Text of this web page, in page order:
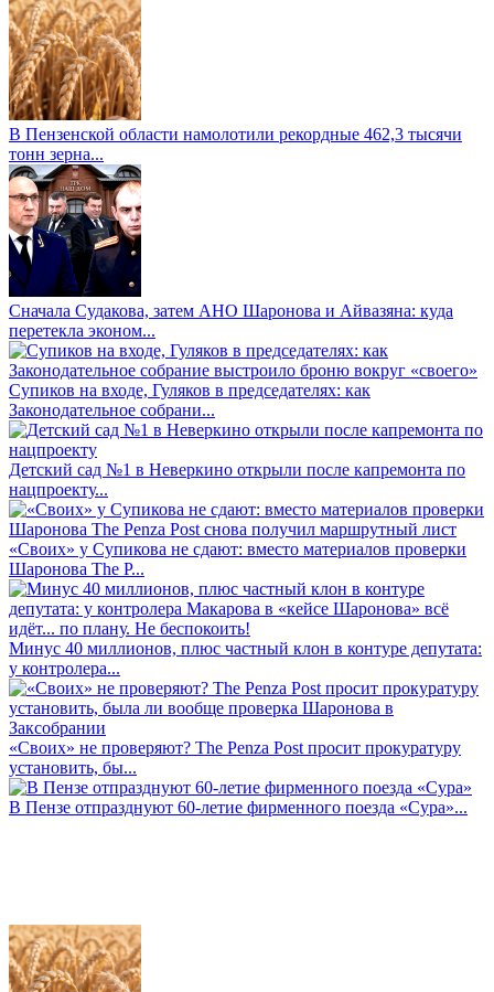
В Пензенской области намолотили рекордные 462,3 тысячи
тонн зерна...
Сначала Судакова, затем АНО Шаронова и Айвазяна: куда
перетекла эконом...
Супиков на входе, Гуляков в председателях: как
Законодательное собрани...
Детский сад №1 в Неверкино открыли после капремонта по
нацпроекту...
«Своих» у Супикова не сдают: вместо материалов проверки
Шаронова The P...
Минус 40 миллионов, плюс частный клон в контуре депутата:
у контролера...
«Своих» не проверяют? The Penza Post просит прокуратуру
установить, бы...
В Пензе отпразднуют 60-летие фирменного поезда «Сура»...